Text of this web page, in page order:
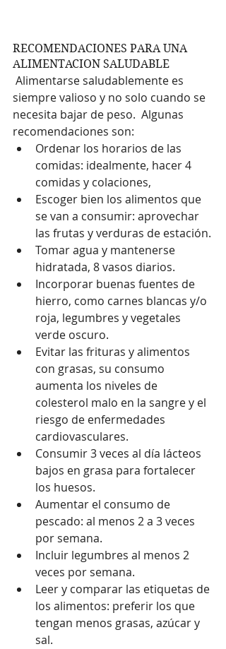
RECOMENDACIONES PARA UNA
ALIMENTACION SALUDABLE
Alimentarse saludablemente es
siempre valioso y no solo cuando se
necesita bajar de peso.  Algunas
recomendaciones son:
Ordenar los horarios de las
comidas: idealmente, hacer 4
comidas y colaciones,
Escoger bien los alimentos que
se van a consumir: aprovechar
las frutas y verduras de estación.
Tomar agua y mantenerse
hidratada, 8 vasos diarios.
Incorporar buenas fuentes de
hierro, como carnes blancas y/o
roja, legumbres y vegetales
verde oscuro.
Evitar las frituras y alimentos
con grasas, su consumo
aumenta los niveles de
colesterol malo en la sangre y el
riesgo de enfermedades
cardiovasculares.
Consumir 3 veces al día lácteos
bajos en grasa para fortalecer
los huesos.
Aumentar el consumo de
pescado: al menos 2 a 3 veces
por semana.
Incluir legumbres al menos 2
veces por semana.
Leer y comparar las etiquetas de
los alimentos: preferir los que
tengan menos grasas, azúcar y
sal.